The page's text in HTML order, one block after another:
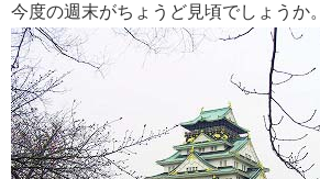
今度の週末がちょうど見頃でしょうか。